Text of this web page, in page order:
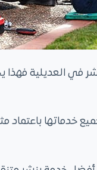
في العديلية فهذا
خدماتها باعتماد